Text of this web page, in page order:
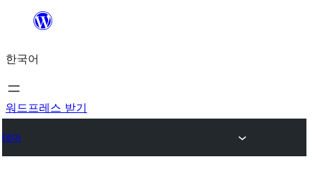
츠
로
바
가
한국어
워드프레스 받기
테마